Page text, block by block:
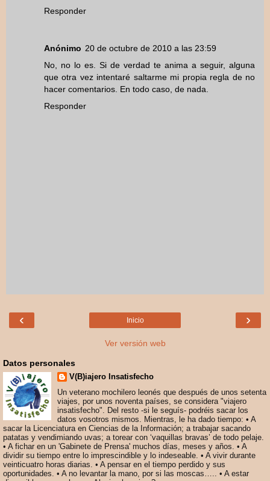
Responder
Anónimo 20 de octubre de 2010 a las 23:59
No, no lo es. Si de verdad te anima a seguir, alguna
que otra vez intentaré saltarme mi propia regla de no
hacer comentarios. En todo caso, de nada.
Responder
‹ ›
Inicio
Ver versión web
Datos personales
V(B)iajero Insatisfecho
Un veterano mochilero leonés que después de unos setenta
viajes, por unos noventa países, se considera "viajero
insatisfecho". Del resto -si le seguís- podréis sacar los
datos vosotros mismos. Mientras, le ha dado tiempo: • A
sacar la Licenciatura en Ciencias de la Información; a trabajar sacando
patatas y vendimiando uvas; a torear con ‘vaquillas bravas’ de todo pelaje.
• A fichar en un 'Gabinete de Prensa' muchos días, meses y años. • A
dividir su tiempo entre lo imprescindible y lo indeseable. • A vivir durante
veinticuatro horas diarias. • A pensar en el tiempo perdido y sus
oportunidades. • A no levantar la mano, por si las moscas….. • A estar